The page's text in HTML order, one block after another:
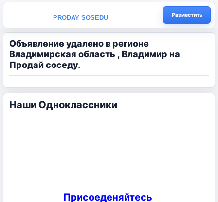
PRODAY SOSEDU Разместить
Объявление удалено в регионе
Владимирская область , Владимир на
Продай соседу.
Наши Одноклассники
Присоеденяйтесь